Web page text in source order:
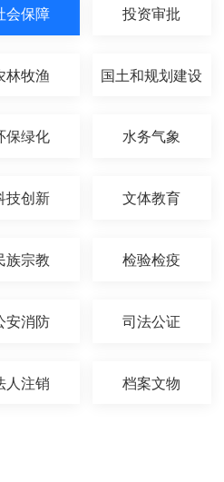
会保障 投资审批
林牧渔 国土和规划建设
保绿化 水务气象
技创新 文体教育
族宗教 检验检疫
安消防 司法公证
人注销 档案文物